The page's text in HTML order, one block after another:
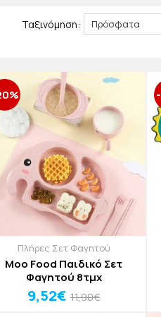
προϊόντα που δεν πρέπει να
Ταξινόμηση:
Πλήρες Σετ Φαγητού
Moo Food Παιδικό Σετ
Φαγητού 8τμχ
9,52€ 11,90€